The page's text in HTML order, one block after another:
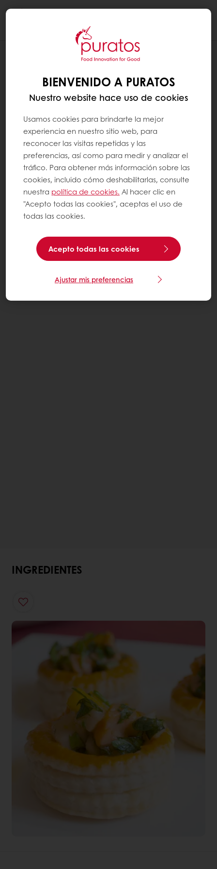
INGREDIENTES
BIENVENIDO A PURATOS
Nuestro website hace uso de cookies
Usamos cookies para brindarte la mejor
experiencia en nuestro sitio web, para
reconocer las visitas repetidas y las
preferencias, así como para medir y analizar el
tráfico. Para obtener más información sobre las
cookies, incluido cómo deshabilitarlas, consulte
nuestra política de cookies. Al hacer clic en
"Acepto todas las cookies", aceptas el uso de
todas las cookies.
Acepto todas las cookies
Ajustar mis preferencias